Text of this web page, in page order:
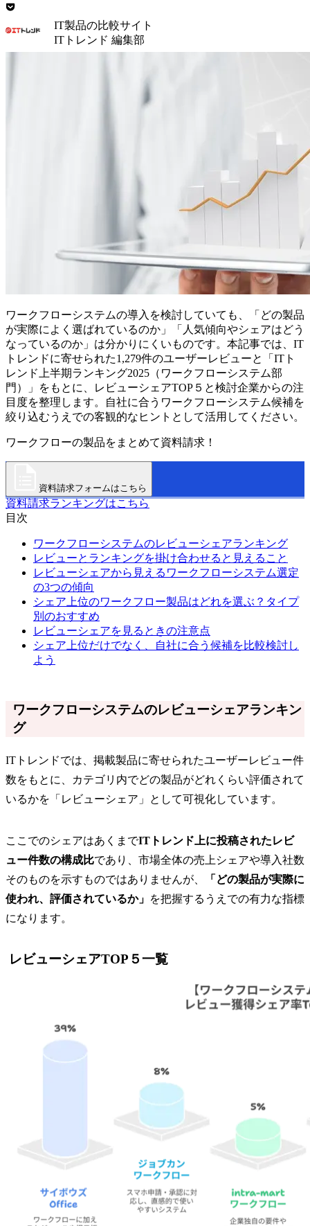
IT製品の比較サイト
ITトレンド 編集部
ワークフローシステムの導入を検討していても、「どの製品
が実際によく選ばれているのか」「人気傾向やシェアはどう
なっているのか」は分かりにくいものです。本記事では、IT
トレンドに寄せられた1,279件のユーザーレビューと「ITト
レンド上半期ランキング2025（ワークフローシステム部
門）」をもとに、レビューシェアTOP５と検討企業からの注
目度を整理します。自社に合うワークフローシステム候補を
絞り込むうえでの客観的なヒントとして活用してください。
ワークフローの製品をまとめて資料請求！
資料請求フォームはこちら
資料請求ランキングはこちら
目次
ワークフローシステムのレビューシェアランキング
レビューとランキングを掛け合わせると見えること
レビューシェアから見えるワークフローシステム選定
の3つの傾向
シェア上位のワークフロー製品はどれを選ぶ？タイプ
別のおすすめ
レビューシェアを見るときの注意点
シェア上位だけでなく、自社に合う候補を比較検討し
よう
ワークフローシステムのレビューシェアランキン
グ
ITトレンドでは、掲載製品に寄せられたユーザーレビュー件
数をもとに、カテゴリ内でどの製品がどれくらい評価されて
いるかを「レビューシェア」として可視化しています。
ここでのシェアはあくまでITトレンド上に投稿されたレビ
ュー件数の構成比であり、市場全体の売上シェアや導入社数
そのものを示すものではありませんが、
「どの製品が実際に
使われ、評価されているか」 を把握するうえでの有力な指標
になります。
レビューシェアTOP５一覧